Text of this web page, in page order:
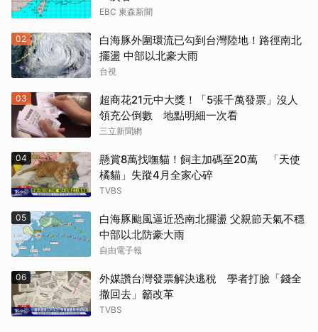
EBC 東森新聞
02
白海豚外圍環流已勾到台灣陸地！路徑南北
擺盪 中部以北豪大雨
台視
03
超商花21元中大獎！「5張千萬發票」沒人
領充公倒數 地點明細一次看
三立新聞網
04
懸賞8萬找嘸貓！飼主加碼至20萬 「天使
橘貓」失蹤4月全家心碎
TVBS
05
白海豚颱風逼近恐南北擺盪 父親節天氣不穩
中部以北防豪大雨
自由電子報
06
外媒讚台灣發票解決逃稅 學者打臉「錢全
撒回去」籲改革
TVBS